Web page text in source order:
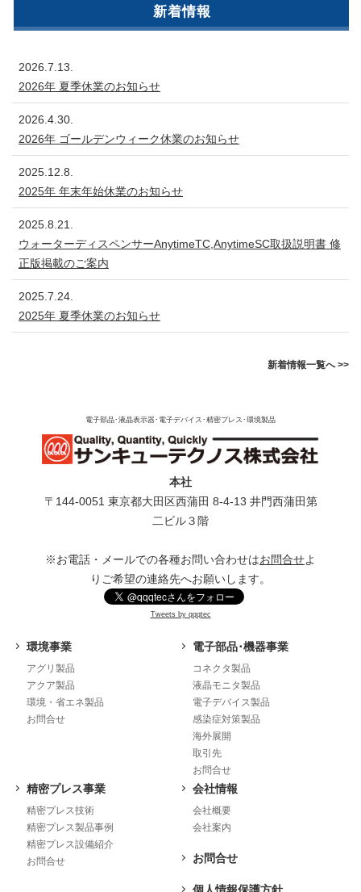
新着情報
2026.7.13.
2026年 夏季休業のお知らせ
2026.4.30.
2026年 ゴールデンウィーク休業のお知らせ
2025.12.8.
2025年 年末年始休業のお知らせ
2025.8.21.
ウォーターディスペンサーAnytimeTC,AnytimeSC取扱説明書 修
正版掲載のご案内
2025.7.24.
2025年 夏季休業のお知らせ
新着情報一覧へ >>
電子部品･液晶表示器･電子デバイス･精密プレス･環境製品
本社
〒144-0051 東京都⼤⽥区⻄蒲⽥ 8-4-13 井⾨⻄蒲⽥第
⼆ビル３階
※お電話・メールでの各種お問い合わせはお問合せよ
りご希望の連絡先へお願いします。
Tweets by qqqtec
環境事業
アグリ製品
アクア製品
環境・省エネ製品
お問合せ
電子部品･機器事業
コネクタ製品
液晶モニタ製品
電子デバイス製品
感染症対策製品
海外展開
取引先
お問合せ
精密プレス事業
精密プレス技術
精密プレス製品事例
精密プレス設備紹介
お問合せ
会社情報
会社概要
会社案内
お問合せ